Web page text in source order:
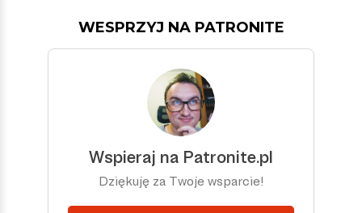
WESPRZYJ NA PATRONITE